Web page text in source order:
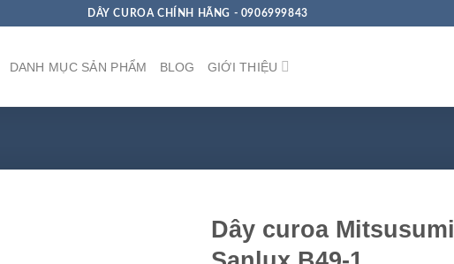
DÂY CUROA CHÍNH HÃNG - 0906999843
DANH MỤC SẢN PHẨM BLOG GIỚI THIỆU
Dây curoa Mitsusumi